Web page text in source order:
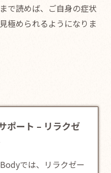
で読めば、ご自身の症状
極められるようになりま
ポート – リラクゼ
では、リラクゼー